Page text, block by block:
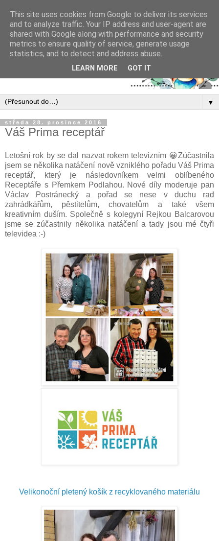
▼
středa 28. prosince 2016
Váš Prima receptář
Letošní rok by se dal nazvat rokem televizním 😀Zúčastnila
jsem se několika natáčení nově vzniklého pořadu Váš Prima
receptář, který je následovníkem velmi oblíbeného
Receptáře s Přemkem Podlahou. Nové díly moderuje pan
Václav Postránecký a pořad se nese v duchu rad
zahrádkářům, pěstitelům, chovatelům a také všem
kreativním duším. Společně s kolegyní Rejkou Balcarovou
jsme se zúčastnily několika natáčení a tady jsou mé čtyři
televidea :-)
Velikonoční pletený košík z recyklovaného materiálu
This site uses cookies from Google to deliver its services
and to analyze traffic. Your IP address and user-agent are
shared with Google along with performance and security
metrics to ensure quality of service, generate usage
statistics, and to detect and address abuse.
LEARN MORE GOT IT